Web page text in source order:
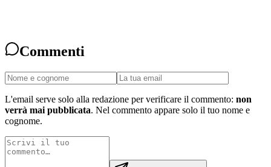
Commenti
L'email serve solo alla redazione per verificare il commento: non
verrà mai pubblicata. Nel commento appare solo il tuo nome e
cognome.